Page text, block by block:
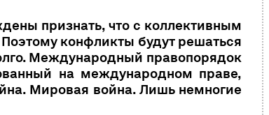
признать, что с коллективным
конфликты будут решаться
Международный правопорядок
на международном праве,
Мировая война. Лишь немногие